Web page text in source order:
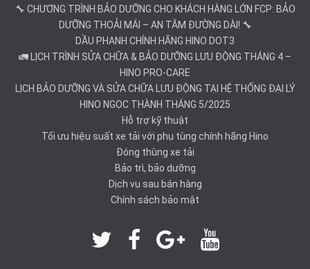
🔧 CHƯƠNG TRÌNH BẢO DƯỠNG CHO KHÁCH HÀNG LỚN FCP: BẢO
DƯỠNG THOẢI MÁI – AN TÂM ĐƯỜNG DÀI! 🔧
DẦU PHANH CHÍNH HÃNG HINO DOT3
🚛 LỊCH TRÌNH SỬA CHỮA & BẢO DƯỠNG LƯU ĐỘNG THÁNG 4 –
HINO PRO-CARE
LỊCH BẢO DƯỠNG VÀ SỬA CHỮA LƯU ĐỘNG TẠI HỆ THỐNG ĐẠI LÝ
HINO NGỌC THÀNH THÁNG 5/2025
Hỗ trợ kỹ thuật
Tối ưu hiệu suất xe tải với phụ tùng chính hãng Hino
Đóng thùng xe tải
Bảo trì, bảo dưỡng
Dịch vụ sau bán hàng
Chính sách bảo mật